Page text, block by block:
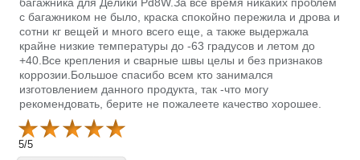
с багажником не было, краска спокойно пережила и дрова и
сотни кг вещей и много всего еще, а также выдержала
крайне низкие температуры до -63 градусов и летом до
+40.Все крепления и сварные швы целы и без признаков
коррозии.Большое спасибо всем кто занимался
изготовлением данного продукта, так -что могу
рекомендовать, берите не пожалеете качество хорошее.
5/5